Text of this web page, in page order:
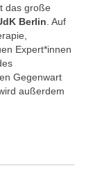
das große
Berlin . Auf
Expert*innen
Gegenwart
außerdem